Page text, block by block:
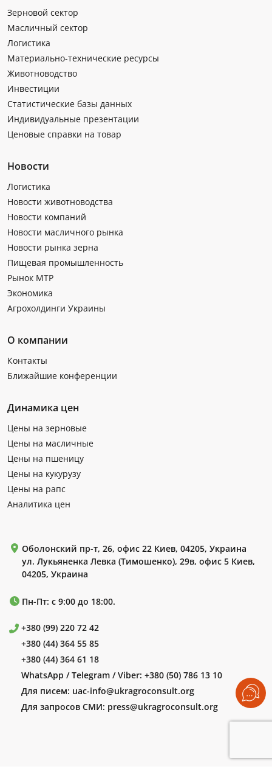
Зерновой сектор
Масличный сектор
Логистика
Материально-технические ресурсы
Животноводство
Инвестиции
Статистические базы данных
Индивидуальные презентации
Ценовые справки на товар
Новости
Логистика
Новости животноводства
Новости компаний
Новости масличного рынка
Новости рынка зерна
Пищевая промышленность
Рынок МТР
Экономика
Агрохолдинги Украины
О компании
Контакты
Ближайшие конференции
Динамика цен
Цены на зерновые
Цены на масличные
Цены на пшеницу
Цены на кукурузу
Цены на рапс
Аналитика цен
Оболонский пр-т, 26, офис 22 Киев, 04205, Украина
ул. Лукьяненка Левка (Тимошенко), 29в, офис 5 Киев,
04205, Украина
Пн-Пт: с 9:00 до 18:00.
+380 (99) 220 72 42
+380 (44) 364 55 85
+380 (44) 364 61 18
WhatsApp / Telegram / Viber: +380 (50) 786 13 10
Для писем: uac-info@ukragroconsult.org
Для запросов СМИ: press@ukragroconsult.org